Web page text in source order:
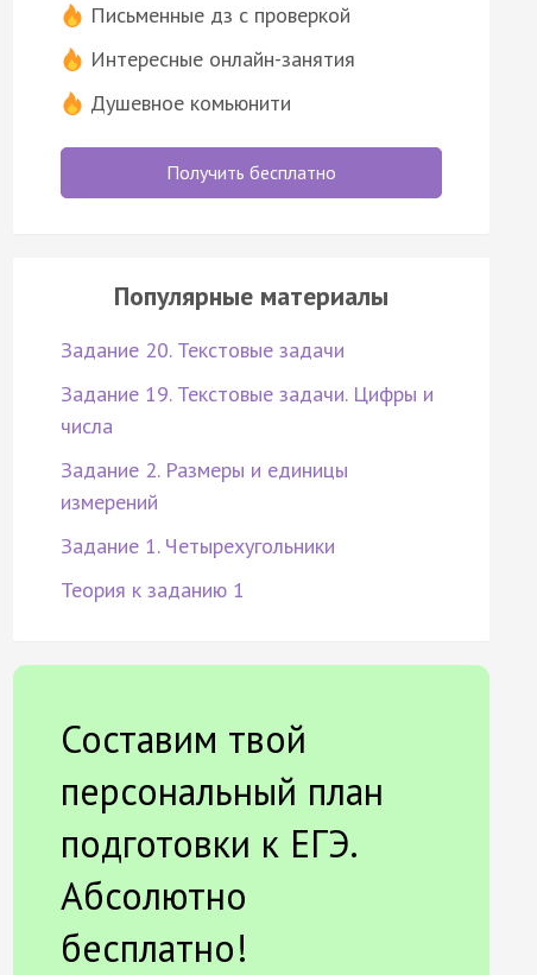
Письменные дз с проверкой
Интересные онлайн-занятия
Душевное комьюнити
Получить бесплатно
Популярные материалы
Задание 20. Текстовые задачи
Задание 19. Текстовые задачи. Цифры и
числа
Задание 2. Размеры и единицы
измерений
Задание 1. Четырехугольники
Теория к заданию 1
Составим твой
персональный план
подготовки к ЕГЭ.
Абсолютно
бесплатно!